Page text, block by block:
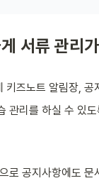
서류 관리
키즈노트 알림장,
관리를 하실 수 있
로 공지사항에도 문